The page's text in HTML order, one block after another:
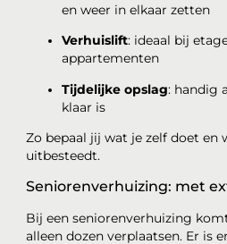
en weer in elkaar zetten
Verhuislift: ideaal bij
appartementen
Tijdelijke opslag: handig
klaar is
Zo bepaal jij wat je zelf doet en
uitbesteedt.
Seniorenverhuizing: met
Bij een seniorenverhuizing
alleen dozen verplaatsen. Er is